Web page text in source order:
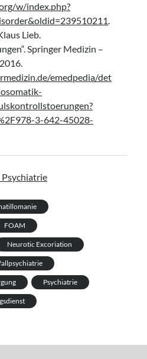
w/index.php?
.
Lieb.
Springer Medizin –
emedpedia/det
3-642-45028-
FOAM
Neurotic Excoriation
Psychiatrie